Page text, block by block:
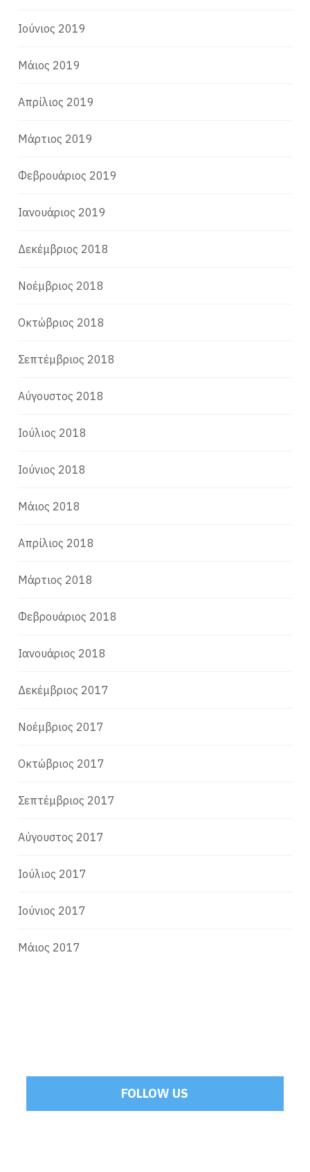
Ιούνιος 2019
Μάιος 2019
Απρίλιος 2019
Μάρτιος 2019
Φεβρουάριος 2019
Ιανουάριος 2019
Δεκέμβριος 2018
Νοέμβριος 2018
Οκτώβριος 2018
Σεπτέμβριος 2018
Αύγουστος 2018
Ιούλιος 2018
Ιούνιος 2018
Μάιος 2018
Απρίλιος 2018
Μάρτιος 2018
Φεβρουάριος 2018
Ιανουάριος 2018
Δεκέμβριος 2017
Νοέμβριος 2017
Οκτώβριος 2017
Σεπτέμβριος 2017
Αύγουστος 2017
Ιούλιος 2017
Ιούνιος 2017
Μάιος 2017
FOLLOW US